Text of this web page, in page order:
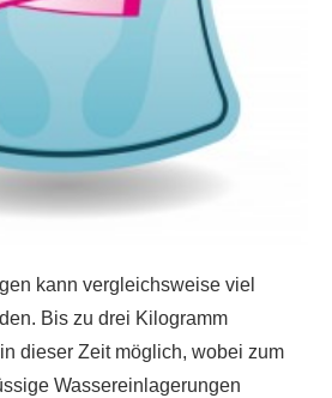
kann vergleichsweise viel
Bis zu drei Kilogramm
dieser Zeit möglich, wobei zum
Wassereinlagerungen